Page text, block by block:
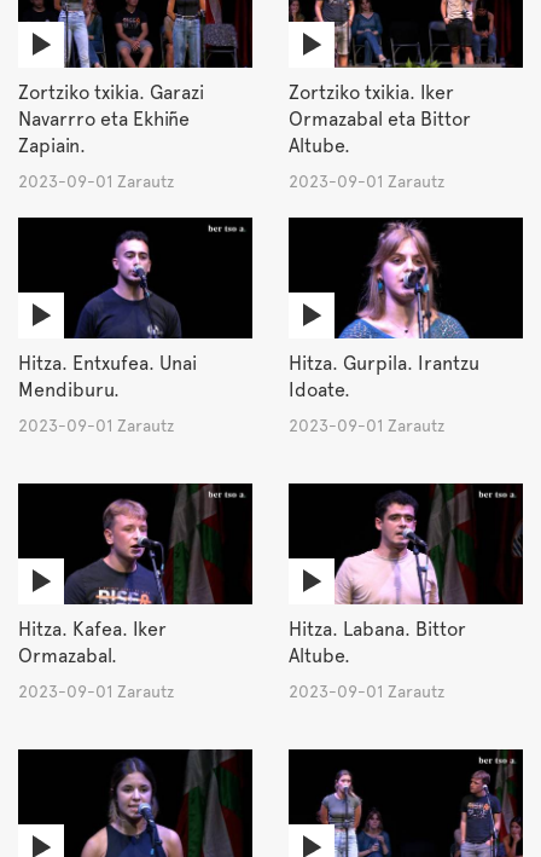
Zortziko txikia. Garazi
Navarrro eta Ekhiñe
Zapiain.
2023-09-01 Zarautz
Zortziko txikia. Iker
Ormazabal eta Bittor
Altube.
2023-09-01 Zarautz
Hitza. Entxufea. Unai
Mendiburu.
2023-09-01 Zarautz
Hitza. Gurpila. Irantzu
Idoate.
2023-09-01 Zarautz
Hitza. Kafea. Iker
Ormazabal.
2023-09-01 Zarautz
Hitza. Labana. Bittor
Altube.
2023-09-01 Zarautz